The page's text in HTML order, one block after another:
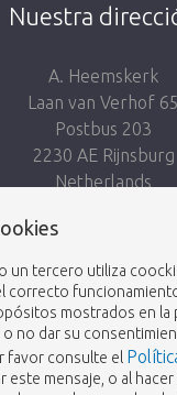
Nuestra
A. Heemskerk
Laan van Verhof 65
Postbus 203
2230 AE Rijnsburg
Netherlands
Síguenos:
Flowers
un tercero utiliza
correcto
mostrados en la
o no dar su
favor consulte el
este mensaje, o al